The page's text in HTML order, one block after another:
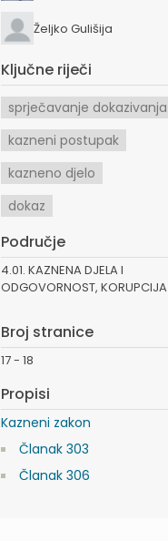
Željko Gulišija
Ključne riječi
sprječavanje dokazivanja
kazneni postupak
kazneno djelo
dokaz
Područje
4.01. KAZNENA DJELA I
ODGOVORNOST, KORUPCIJA
Broj stranice
17 - 18
Propisi
Kazneni zakon
Članak 303
Članak 306